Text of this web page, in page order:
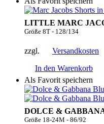
LITTLE MARC
Größe 8T - 128/134
zzgl.
Versandkosten
In den Warenkorb
Als Favorit speichern
DOLCE &
Größe 18-24M - 86/92